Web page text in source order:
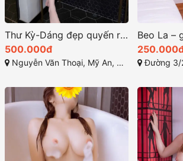
Thư Kỳ-Dáng đẹp quyến rũ dịu dàng đằm thắm
500.000đ
Nguyễn Văn Thoại, Mỹ An, Ngũ Hành Sơn, Đà Nẵng Đường 3/2